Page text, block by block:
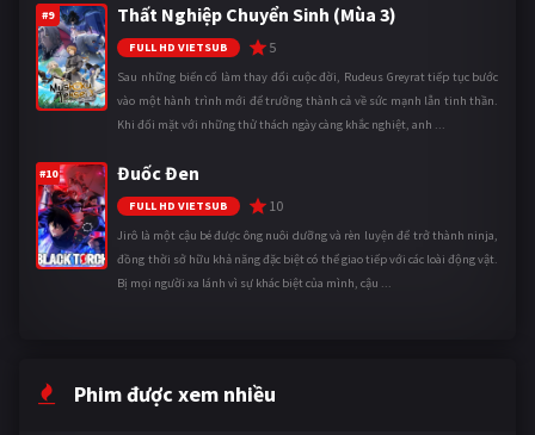
#9 Thất Nghiệp Chuyển Sinh (Mùa 3)
FULL HD VIETSUB 5
Sau những biến cố làm thay đổi cuộc đời, Rudeus Greyrat tiếp tục bước
vào một hành trình mới để trưởng thành cả về sức mạnh lẫn tinh thần.
Khi đối mặt với những thử thách ngày càng khắc nghiệt, anh ...
#10 Đuốc Đen
FULL HD VIETSUB 10
Jirô là một cậu bé được ông nuôi dưỡng và rèn luyện để trở thành ninja,
đồng thời sở hữu khả năng đặc biệt có thể giao tiếp với các loài động vật.
Bị mọi người xa lánh vì sự khác biệt của mình, cậu ...
Phim được xem nhiều